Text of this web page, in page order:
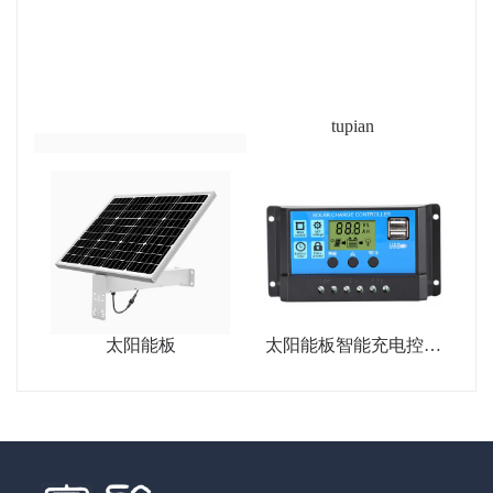
tupian
太阳能板
太阳能板智能充电控制